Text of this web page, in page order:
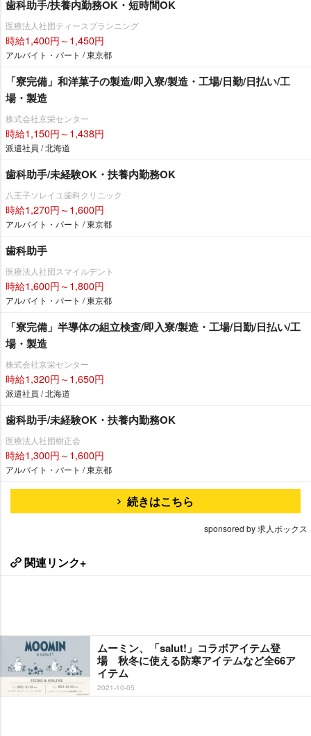
歯科助手/扶養内勤務OK・短時間OK
医療法人社団ティースプランニング
時給1,400円～1,450円
アルバイト・パート / 東京都
「寮完備」和洋菓子の製造/即入寮/製造・工場/日勤/日払い/工
場・製造
株式会社京栄センター
時給1,150円～1,438円
派遣社員 / 北海道
歯科助手/未経験OK・扶養内勤務OK
八王子ソレイユ歯科クリニック
時給1,270円～1,600円
アルバイト・パート / 東京都
歯科助手
医療法人社団スマイルデント
時給1,600円～1,800円
アルバイト・パート / 東京都
「寮完備」半導体の組立検査/即入寮/製造・工場/日勤/日払い/工
場・製造
株式会社京栄センター
時給1,320円～1,650円
派遣社員 / 北海道
歯科助手/未経験OK・扶養内勤務OK
医療法人社団樹正会
時給1,300円～1,600円
アルバイト・パート / 東京都
続きはこちら
sponsored by 求人ボックス
関連リンク+
ムーミン、「salut!」コラボアイテム登
場 秋冬に使える防寒アイテムなど全66ア
イテム
2021-10-05